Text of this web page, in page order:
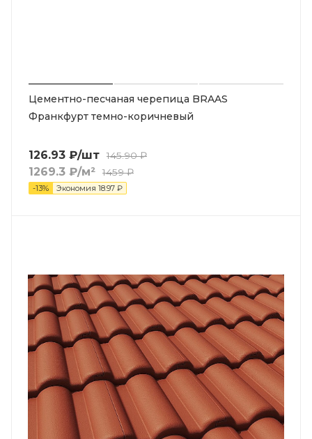
Цементно-песчаная черепица BRAAS
Франкфурт темно-коричневый
126.93 ₽/шт 145.90₽
1269.3 ₽/м² 1459 ₽
-13% Экономия 18.97 ₽